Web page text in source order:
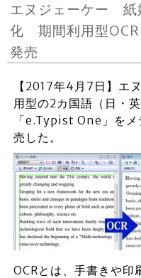
エヌジェーケー 紙
化 期間利用型
発売
【2017年4月7日】エ
用型の2カ国語（日・
「e.Typist One」を
売した。
OCRとは、手書きや印